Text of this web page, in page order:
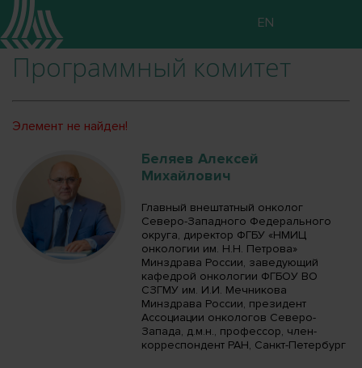
EN
Программный комитет
Элемент не найден!
Беляев Алексей
Михайлович
Главный внештатный онколог
Северо-Западного Федерального
округа, директор ФГБУ «НМИЦ
онкологии им. Н.Н. Петрова»
Минздрава России, заведующий
кафедрой онкологии ФГБОУ ВО
СЗГМУ им. И.И. Мечникова
Минздрава России, президент
Ассоциации онкологов Северо-
Запада, д.м.н., профессор, член-
корреспондент РАН, Санкт-Петербург